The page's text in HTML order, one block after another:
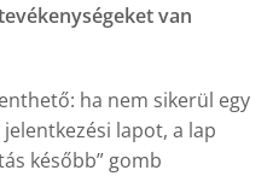
van
ha nem sikerül egy
lapot, a lap
később” gomb